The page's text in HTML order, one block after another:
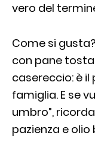
vero del
Come si
con pane
casereccio: è
famiglia. E se
umbro”,
pazienza e olio